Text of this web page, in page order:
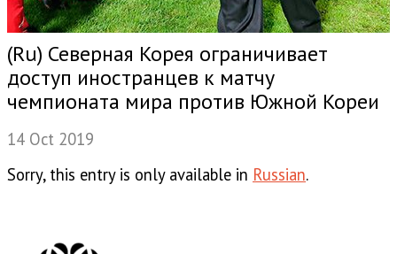
(Ru) Северная Корея ограничивает
доступ иностранцев к матчу
чемпионата мира против Южной Кореи
14 Oct 2019
Sorry, this entry is only available in Russian.